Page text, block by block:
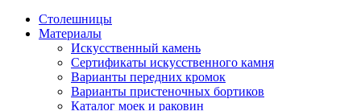
Столешницы
Материалы
Искусственный камень
Сертификаты искусственного камня
Варианты передних кромок
Варианты пристеночных бортиков
Каталог моек и раковин